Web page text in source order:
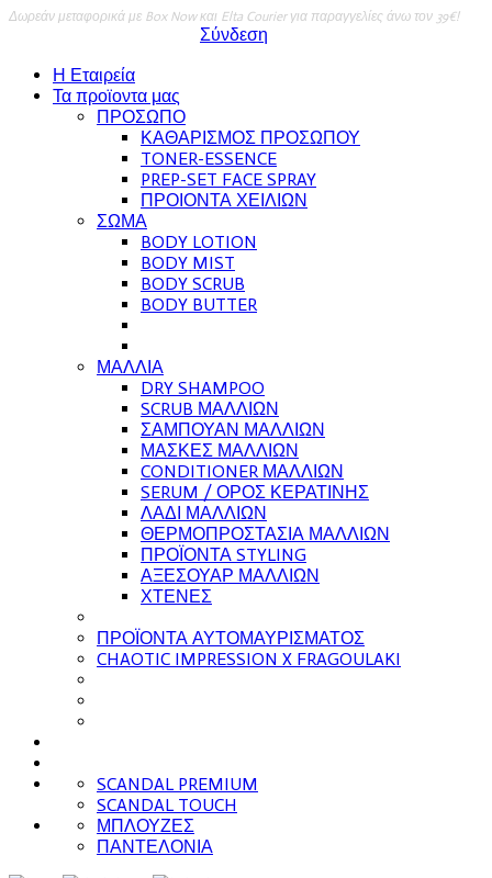
Δωρεάν μεταφορικά με Box Now και Elta Courier για παραγγελίες άνω τον 39€!
Σύνδεση
Η Εταιρεία
Τα προϊοντα μας
ΠΡΟΣΩΠΟ
ΚΑΘΑΡΙΣΜΟΣ ΠΡΟΣΩΠΟΥ
TONER-ESSENCE
PREP-SET FACE SPRAY
ΠΡΟΙΟΝΤΑ ΧΕΙΛΙΩΝ
ΣΩΜΑ
BODY LOTION
BODY MIST
BODY SCRUB
BODY BUTTER
ΜΑΛΛΙΑ
DRY SHAMPOO
SCRUB ΜΑΛΛΙΩΝ
ΣΑΜΠΟΥΑΝ ΜΑΛΛΙΩΝ
ΜΑΣΚΕΣ ΜΑΛΛΙΩΝ
CONDITIONER ΜΑΛΛΙΩΝ
SERUM / ΟΡΟΣ ΚΕΡΑΤΙΝΗΣ
ΛΑΔΙ ΜΑΛΛΙΩΝ
ΘΕΡΜΟΠΡΟΣΤΑΣΙΑ ΜΑΛΛΙΩΝ
ΠΡΟΪΟΝΤΑ STYLING
ΑΞΕΣΟΥΑΡ ΜΑΛΛΙΩΝ
ΧΤΕΝΕΣ
ΠΡΟΪΟΝΤΑ ΑΥΤΟΜΑΥΡΙΣΜΑΤΟΣ
CHAOTIC IMPRESSION X FRAGOULAKI
SCANDAL PREMIUM
SCANDAL TOUCH
ΜΠΛΟΥΖΕΣ
ΠΑΝΤΕΛΟΝΙΑ